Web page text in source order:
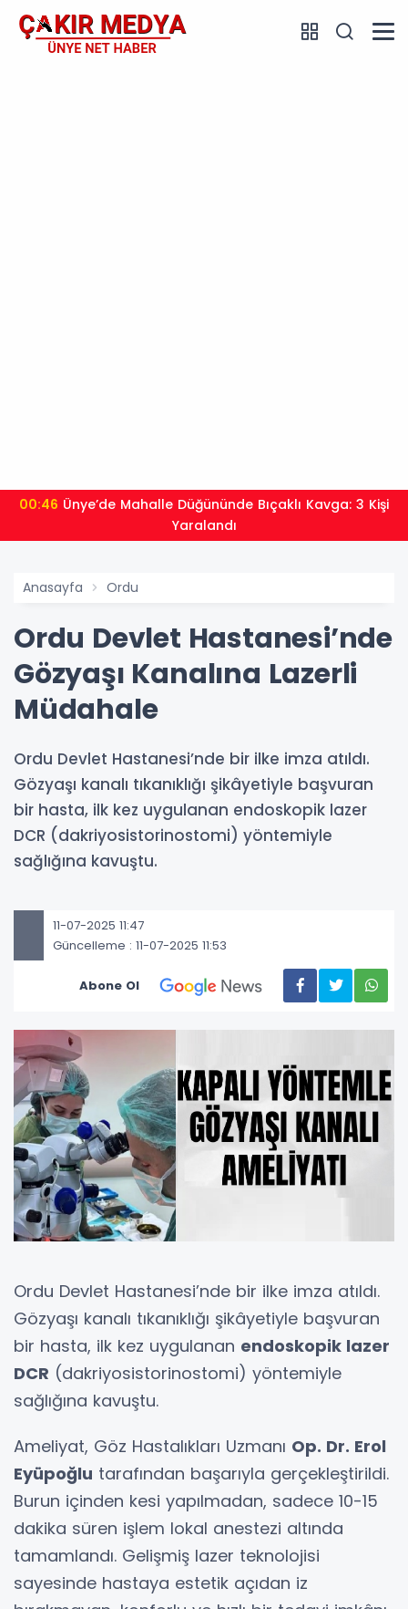
00:46
Yaralandı
Anasayfa Ordu
Ordu Devlet Hastanesi’nde
Gözyaşı Kanalına Lazerli
Müdahale
Ordu Devlet Hastanesi’nde bir ilke imza atıldı.
Gözyaşı kanalı tıkanıklığı şikâyetiyle başvuran
bir hasta, ilk kez uygulanan endoskopik lazer
DCR (dakriyosistorinostomi) yöntemiyle
sağlığına kavuştu.
11-07-2025 11:47
Güncelleme : 11-07-2025 11:53
Abone Ol
Ordu Devlet Hastanesi’nde bir ilke imza atıldı.
Gözyaşı kanalı tıkanıklığı şikâyetiyle başvuran
bir hasta, ilk kez uygulanan endoskopik lazer
DCR (dakriyosistorinostomi) yöntemiyle
sağlığına kavuştu.
Ameliyat, Göz Hastalıkları Uzmanı Op. Dr. Erol
Eyüpoğlu tarafından başarıyla gerçekleştirildi.
Burun içinden kesi yapılmadan, sadece 10-15
dakika süren işlem lokal anestezi altında
tamamlandı. Gelişmiş lazer teknolojisi
sayesinde hastaya estetik açıdan iz